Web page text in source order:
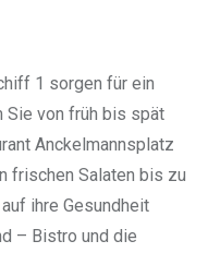
1 sorgen für ein
Sie von früh bis spät
Anckelmannsplatz
frischen Salaten bis zu
ihre Gesundheit
– Bistro und die